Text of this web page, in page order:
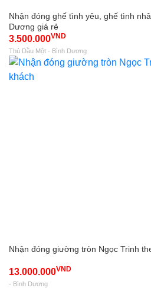
Nhận đóng ghế tình yêu, ghế tình
Dương giá rẻ
3.500.000VND
Thủ Dầu Một - Bình Dương
Nhận đóng giường tròn Ngọc Trinh
13.000.000VND
- Bình Dương